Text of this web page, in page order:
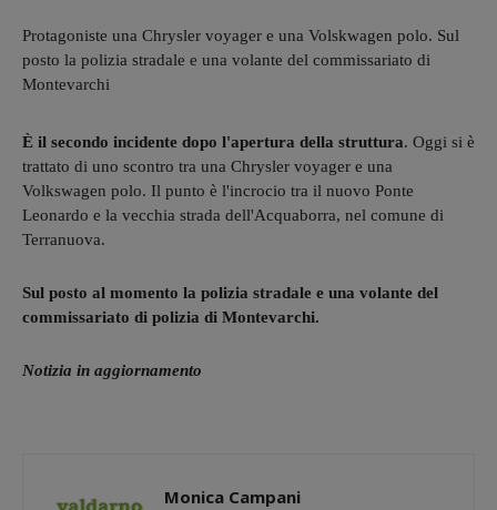
Protagoniste una Chrysler voyager e una Volskwagen polo. Sul
posto la polizia stradale e una volante del commissariato di
Montevarchi
È il secondo incidente dopo l'apertura della struttura. Oggi si è
trattato di uno scontro tra una Chrysler voyager e una
Volkswagen polo. Il punto è l'incrocio tra il nuovo Ponte
Leonardo e la vecchia strada dell'Acquaborra, nel comune di
Terranuova.
Sul posto al momento la polizia stradale e una volante del
commissariato di polizia di Montevarchi.
Notizia in aggiornamento
Monica Campani